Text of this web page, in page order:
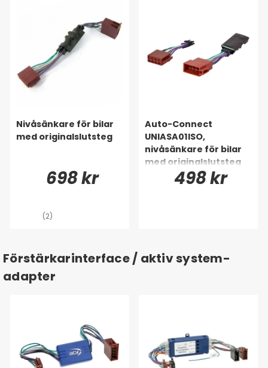
Nivåsänkare för bilar
med originalslutsteg
698 kr
(2)
Auto-Connect
UNIASA01ISO,
nivåsänkare för bilar
med originalslutsteg
498 kr
Förstärkarinterface / aktiv system-
adapter